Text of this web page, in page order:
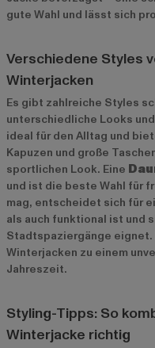
gute Wahl und lässt sich
Verschiedene Styles
Winterjacken
Es gibt zahlreiche Styles
unterschiedliche Looks
ideal für den Alltag und
Kapuzen und große
sportlichen Look. Eine
und ist die beste Wahl für
mag, entscheidet sich für
als auch funktional ist und
Stadtspaziergänge
Winterjacken zu einem
Jahreszeit.
Styling-Tipps: So
Winterjacke richtig